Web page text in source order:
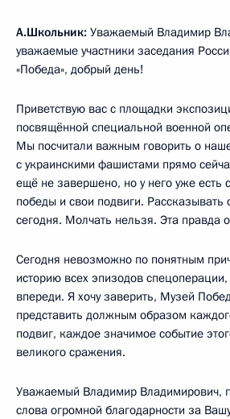
А.Школьник: Уважаемый Владимир
уважаемые участники заседания
«Победа», добрый день!
Приветствую вас с площадки
посвящённой специальной военной
Мы посчитали важным говорить о
с украинскими фашистами прямо
ещё не завершено, но у него уже есть
победы и свои подвиги. Рассказывать
сегодня. Молчать нельзя. Эта правда
Сегодня невозможно по понятным
историю всех эпизодов
впереди. Я хочу заверить, Музей
представить должным образом
подвиг, каждое значимое событие
великого сражения.
Уважаемый Владимир Владимирович,
слова огромной благодарности за